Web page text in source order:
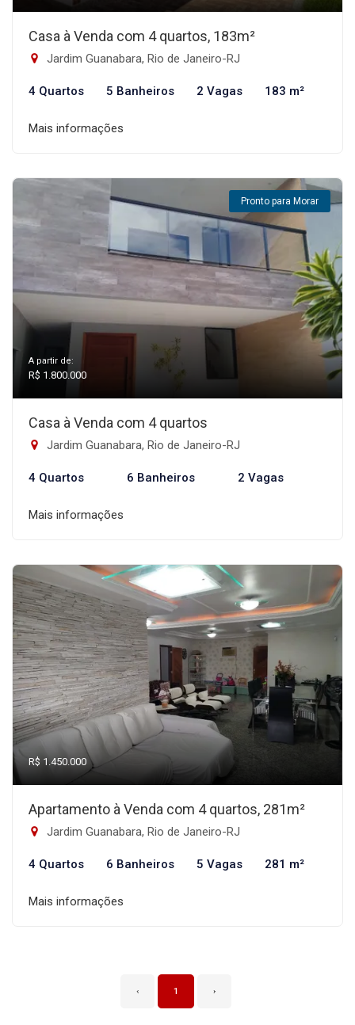
Casa à Venda com 4 quartos, 183m²
Jardim Guanabara, Rio de Janeiro-RJ
4 Quartos 5 Banheiros 2 Vagas 183 m²
Mais informações
Pronto para Morar
A partir de:
R$ 1.800.000
Casa à Venda com 4 quartos
Jardim Guanabara, Rio de Janeiro-RJ
4 Quartos 6 Banheiros 2 Vagas
Mais informações
R$ 1.450.000
Apartamento à Venda com 4 quartos, 281m²
Jardim Guanabara, Rio de Janeiro-RJ
4 Quartos 6 Banheiros 5 Vagas 281 m²
Mais informações
‹ 1 ›